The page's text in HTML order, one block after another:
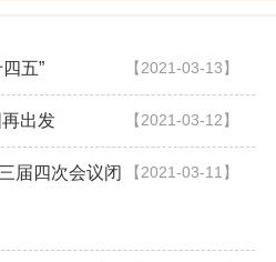
【2021-03-13】
五”
【2021-03-12】
出发
【2021-03-11】
届四次会议闭